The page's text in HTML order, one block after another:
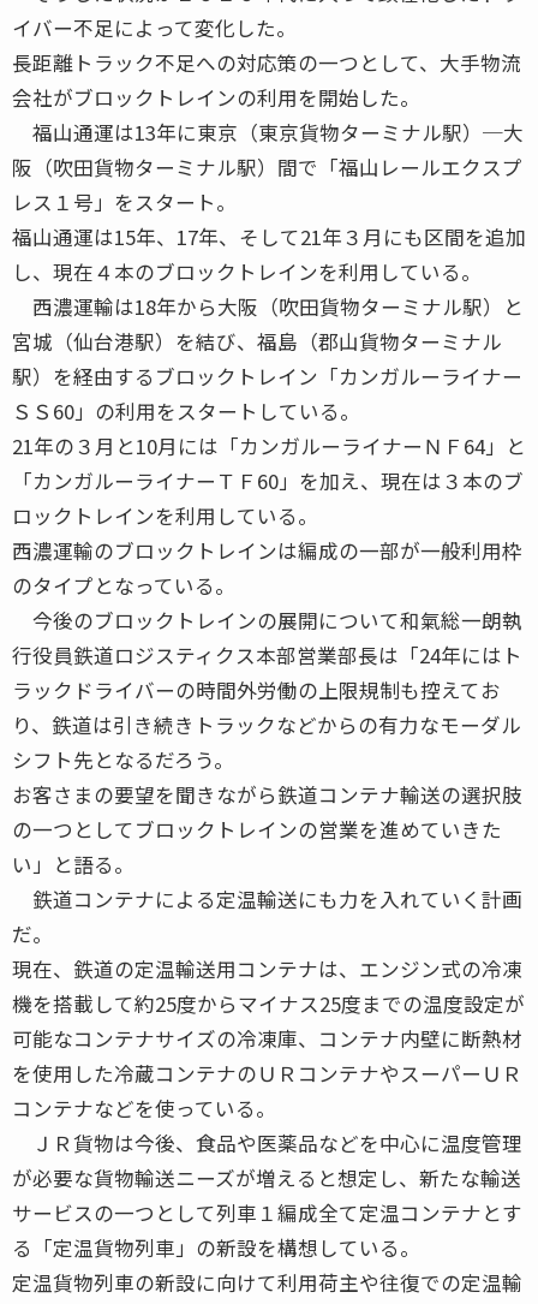
イバー不足によって変化した。
長距離トラック不足への対応策の一つとして、大手物流
会社がブロックトレインの利用を開始した。
福山通運は13年に東京（東京貨物ターミナル駅）─大
阪（吹田貨物ターミナル駅）間で「福山レールエクスプ
レス１号」をスタート。
福山通運は15年、17年、そして21年３月にも区間を追加
し、現在４本のブロックトレインを利用している。
西濃運輸は18年から大阪（吹田貨物ターミナル駅）と
宮城（仙台港駅）を結び、福島（郡山貨物ターミナル
駅）を経由するブロックトレイン「カンガルーライナー
ＳＳ60」の利用をスタートしている。
21年の３月と10月には「カンガルーライナーＮＦ64」と
「カンガルーライナーＴＦ60」を加え、現在は３本のブ
ロックトレインを利用している。
西濃運輸のブロックトレインは編成の一部が一般利用枠
のタイプとなっている。
今後のブロックトレインの展開について和氣総一朗執
行役員鉄道ロジスティクス本部営業部長は「24年にはト
ラックドライバーの時間外労働の上限規制も控えてお
り、鉄道は引き続きトラックなどからの有力なモーダル
シフト先となるだろう。
お客さまの要望を聞きながら鉄道コンテナ輸送の選択肢
の一つとしてブロックトレインの営業を進めていきた
い」と語る。
鉄道コンテナによる定温輸送にも力を入れていく計画
だ。
現在、鉄道の定温輸送用コンテナは、エンジン式の冷凍
機を搭載して約25度からマイナス25度までの温度設定が
可能なコンテナサイズの冷凍庫、コンテナ内壁に断熱材
を使用した冷蔵コンテナのＵＲコンテナやスーパーＵＲ
コンテナなどを使っている。
ＪＲ貨物は今後、食品や医薬品などを中心に温度管理
が必要な貨物輸送ニーズが増えると想定し、新たな輸送
サービスの一つとして列車１編成全て定温コンテナとす
る「定温貨物列車」の新設を構想している。
定温貨物列車の新設に向けて利用荷主や往復での定温輸